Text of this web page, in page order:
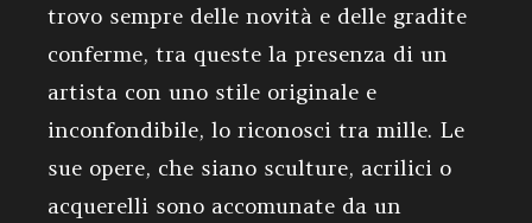
trovo sempre delle novità e delle gradite
conferme, tra queste la presenza di un
artista con uno stile originale e
inconfondibile, lo riconosci tra mille. Le
sue opere, che siano sculture, acrilici o
acquerelli sono accomunate da un